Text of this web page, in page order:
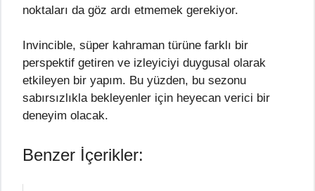
noktaları da göz ardı etmemek gerekiyor.
Invincible, süper kahraman türüne farklı bir
perspektif getiren ve izleyiciyi duygusal olarak
etkileyen bir yapım. Bu yüzden, bu sezonu
sabırsızlıkla bekleyenler için heyecan verici bir
deneyim olacak.
Benzer İçerikler: